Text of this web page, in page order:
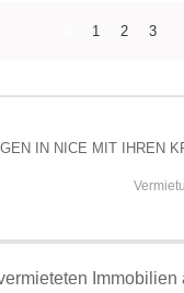
1 2 3
IN NICE MIT IHREN